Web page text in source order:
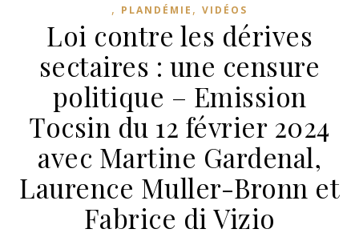
, PLANDÉMIE , VIDÉOS
Loi contre les dérives
sectaires : une censure
politique – Emission
Tocsin du 12 février 2024
avec Martine Gardenal,
Laurence Muller-Bronn et
Fabrice di Vizio